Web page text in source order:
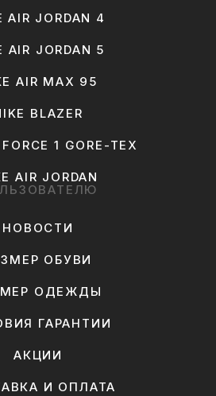
AIR JORDAN 4
AIR JORDAN 5
AIR MAX 95
BLAZER
1 GORE-TEX
AIR JORDAN
НОВОСТИ
ОБУВИ
ОДЕЖДЫ
ГАРАНТИИ
АКЦИИ
И ОПЛАТА